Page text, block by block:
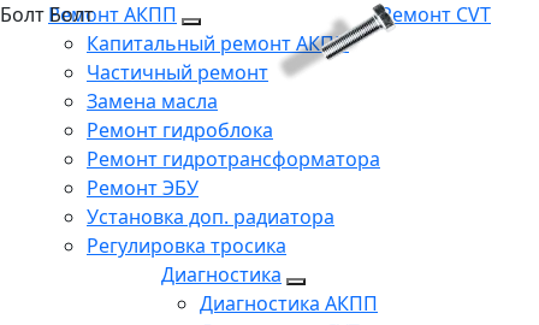
БолтБолт
Ремонт АКПП
Капитальный ремонт АКПП
Частичный ремонт
Замена масла
Ремонт гидроблока
Ремонт гидротрансформатора
Ремонт ЭБУ
Установка доп. радиатора
Регулировка тросика
Ремонт CVT
Диагностика
Диагностика АКПП